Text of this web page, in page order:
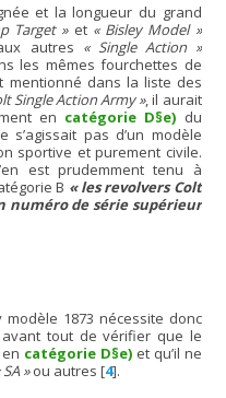
et la longueur du grand
Target »et « Bisley Model »
autres « Single Action »
les mêmes fourchettes de
mentionné dans la liste des
Single Action Army », il aurait
en catégorie D§e) du
s’agissait pas d’un modèle
sportive et purement civile.
est prudemment tenu à
B « les revolvers Colt
numéro de série supérieur
modèle 1873 nécessite donc
tout de vérifier que le
catégorie D§e) et qu’il ne
SA »ou autres [4].